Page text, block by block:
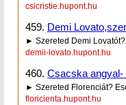
csicristie.hupont.hu
459. Demi
► Szereted Demi
demii-lovato.hupont.hu
460. Csacska angyal-
► Szereted Florenciát?
floricienta.hupont.hu